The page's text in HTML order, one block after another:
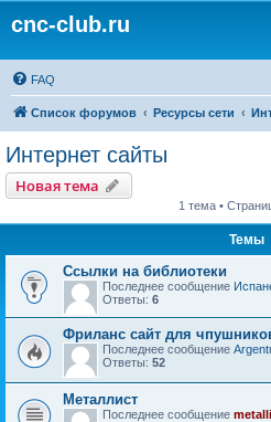
cnc-club.ru
FAQ
Список форумов Ресурсы сети
Интернет сайты
Новая тема
1 тема •
Темы
Ссылки на библиотеки
Последнее сообщение
Ответы: 6
Фриланс сайт для
Последнее сообщение
Ответы: 52
Металлист
Последнее сообщение